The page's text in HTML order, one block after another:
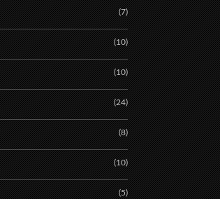
(7)
(10)
(10)
(24)
(8)
(10)
(5)